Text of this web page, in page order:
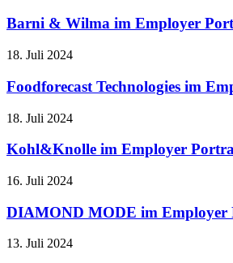
Barni & Wilma im Employer
18. Juli 2024
Foodforecast Technologies im
18. Juli 2024
Kohl&Knolle im Employer
16. Juli 2024
DIAMOND MODE im Employer
13. Juli 2024